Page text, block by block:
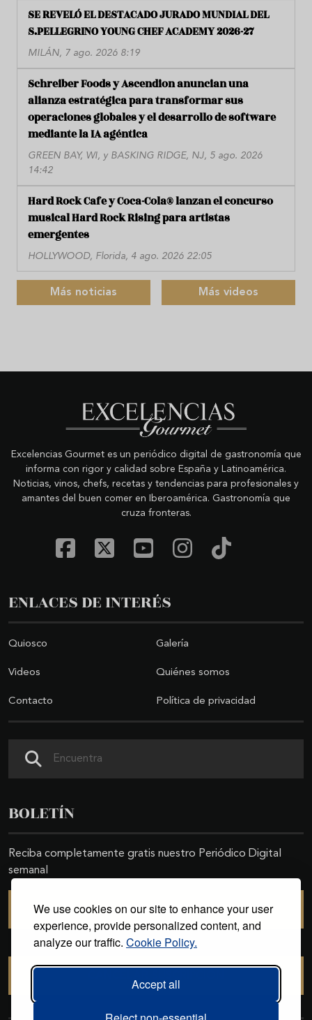
We use cookies on our site to enhance your user
experience, provide personalized content, and
analyze our traffic. Cookie Policy.
Accept all
SE REVELÓ EL DESTACADO JURADO MUNDIAL DEL
S.PELLEGRINO YOUNG CHEF ACADEMY 2026-27
MILÁN, 7 ago. 2026 8:19
Schreiber Foods y Ascendion anuncian una
alianza estratégica para transformar sus
operaciones globales y el desarrollo de software
mediante la IA agéntica
GREEN BAY, WI, y BASKING RIDGE, NJ, 5 ago. 2026
14:42
Hard Rock Cafe y Coca-Cola® lanzan el concurso
musical Hard Rock Rising para artistas
emergentes
HOLLYWOOD, Florida, 4 ago. 2026 22:05
Más noticias Más videos
Excelencias Gourmet es un periódico digital de gastronomía que
informa con rigor y calidad sobre España y Latinoamérica.
Noticias, vinos, chefs, recetas y tendencias para profesionales y
amantes del buen comer en Iberoamérica. Gastronomía que
cruza fronteras.
ENLACES DE INTERÉS
Quiosco Galería
Videos Quiénes somos
Contacto Política de privacidad
BOLETÍN
Reciba completamente gratis nuestro Periódico Digital
semanal
SUSCRIBIRSE